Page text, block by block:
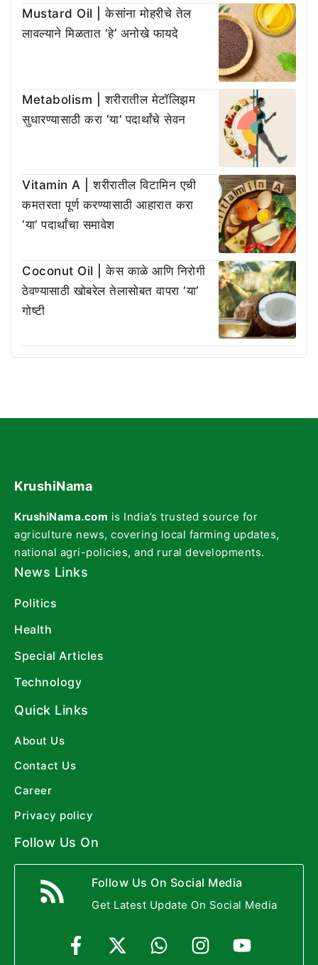
Mustard Oil | केसांना मोहरीचे तेल
लावल्याने मिळतात ‘हे’ अनोखे फायदे
Metabolism | शरीरातील मेटॉलिझम
सुधारण्यासाठी करा ‘या’ पदार्थांचे सेवन
Vitamin A | शरीरातील विटामिन एची
कमतरता पूर्ण करण्यासाठी आहारात करा
‘या’ पदार्थांचा समावेश
Coconut Oil | केस काळे आणि निरोगी
ठेवण्यासाठी खोबरेल तेलासोबत वापरा ‘या’
गोष्टी
KrushiNama
KrushiNama.com is India’s trusted source for
agriculture news, covering local farming updates,
national agri-policies, and rural developments.
News Links
Politics
Health
Special Articles
Technology
Quick Links
About Us
Contact Us
Career
Privacy policy
Follow Us On
Follow Us On Social Media
Get Latest Update On Social Media